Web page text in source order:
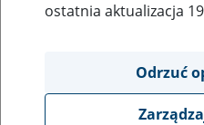
Szkolenia
obsługa klientów
ostatnia aktualizacja
Odrzuć